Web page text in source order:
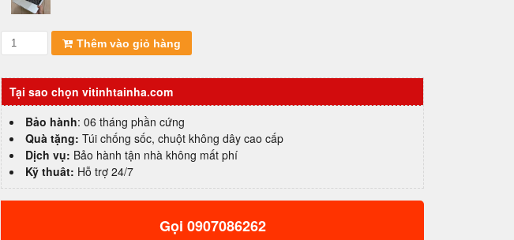
Laptop
cũ
Pro
2017
Core
I7|
Ram
16GB|
SSD
512GB|
Thêm vào giỏ hàng
Tại sao chọn vitinhtainha.com
Bảo hành: 06 tháng phần cứng
Quà tặng:Túi chống sốc, chuột không dây cao cấp
Dịch vụ: Bảo hành tận nhà không mất phí
Kỹ thuât: Hỗ trợ 24/7
Gọi 0907086262